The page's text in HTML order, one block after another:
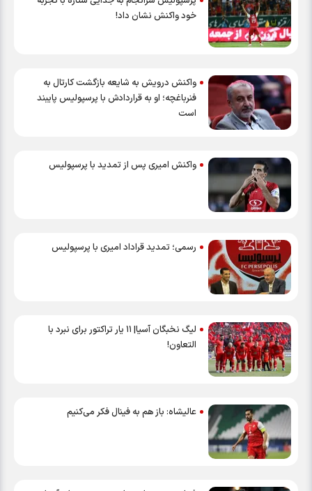
خود واکنش نشان داد!
واکنش درویش به شایعه بازگشت کارتال به
فنرباغچه؛ او به قراردادش با پرسپولیس پایبند
است
واکنش امیری پس از تمدید با پرسپولیس
رسمی؛ تمدید قراداد امیری با پرسپولیس
لیگ نخبگان آسیا| ۱۱ یار تراکتور برای نبرد با
التعاون!
عالیشاه: باز هم به فینال فکر می‌کنیم